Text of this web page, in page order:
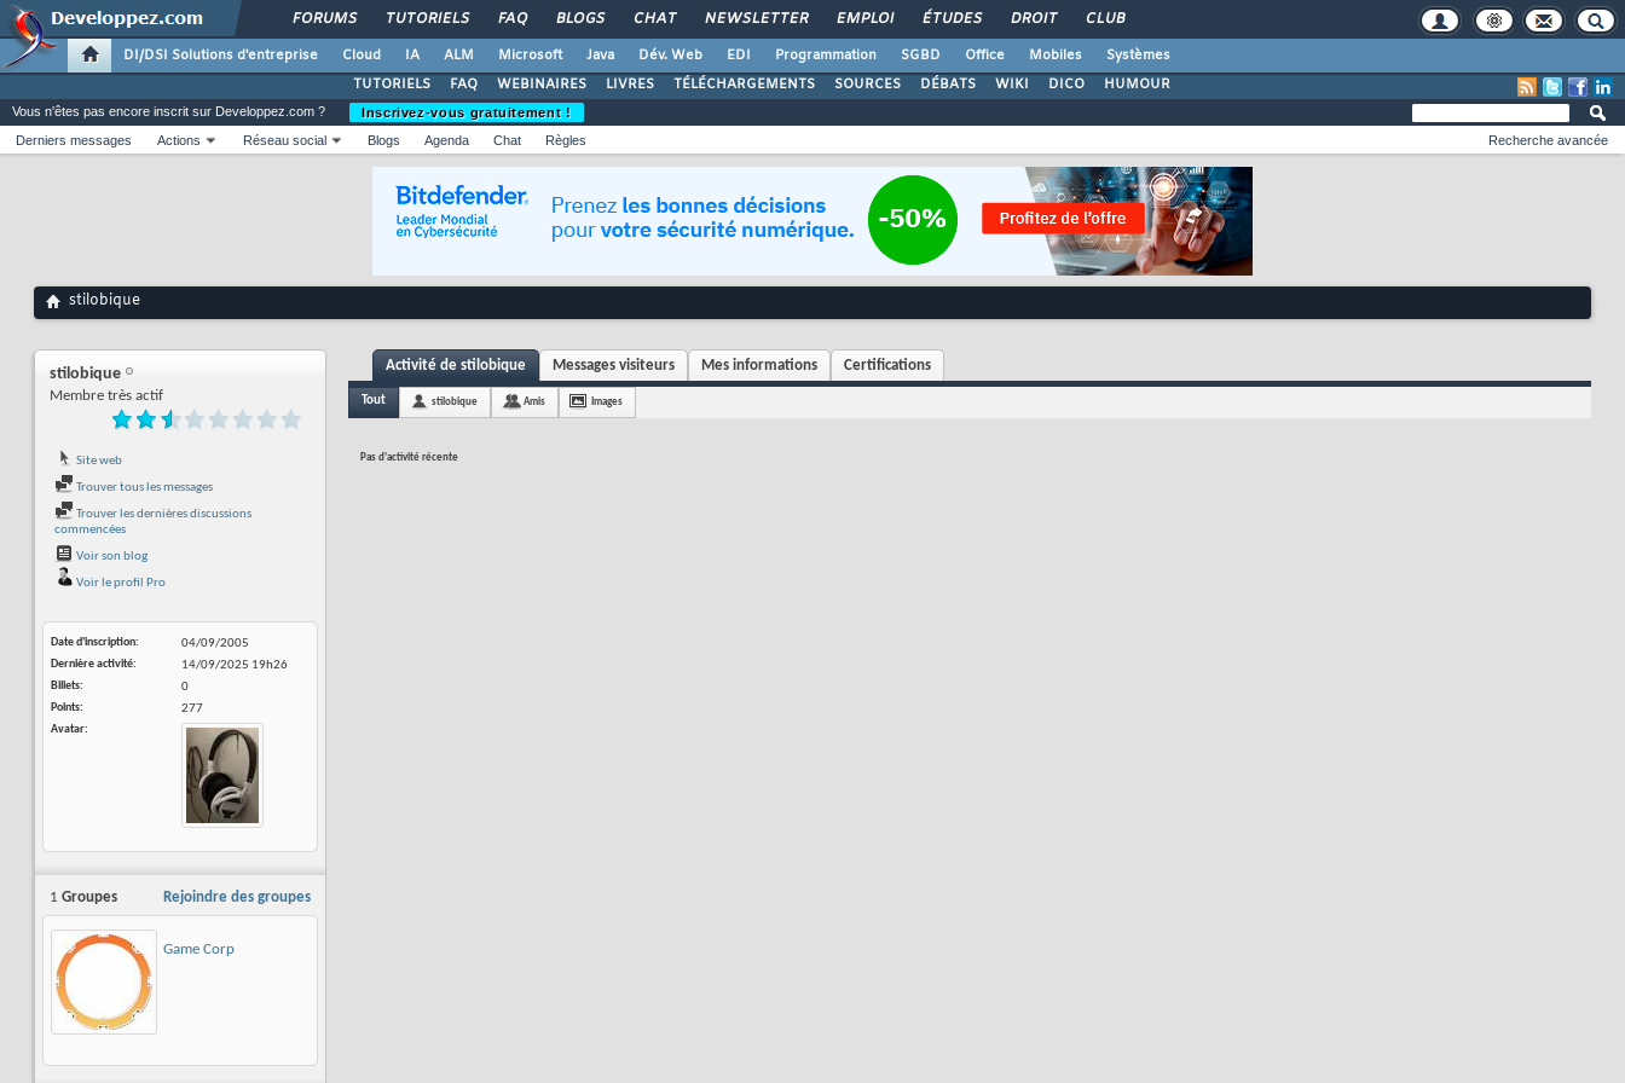
FORUMS TUTORIELS FAQ BLOGS CHAT NEWSLETTER EMPLOI ÉTUDES DROIT CLUB
DI/DSI Solutions d'entreprise Cloud IA ALM Microsoft Java Dév. Web EDI Programmation SGBD Office Mobiles
Systèmes
TUTORIELS
FAQ WEBINAIRES LIVRES TÉLÉCHARGEMENTS SOURCES DÉBATS WIKI DICO HUMOUR
Vous n'êtes pas encore inscrit sur Developpez.com ?
Inscrivez-vous gratuitement !
Derniers messages
Actions Réseau social Blogs Agenda Chat Règles Recherche avancée
stilobique
stilobique
Membre très actif
Site web
Trouver tous les messages
Trouver les dernières discussions
commencées
Voir son blog
Voir le profil Pro
Date d'inscription
04/09/2005
Dernière activité
14/09/2025 19h26
Billets
0
Points
277
Avatar
Rejoindre des groupes
1 Groupes
Game Corp
Activité de stilobique Messages visiteurs Mes informations Certifications
Tout stilobique Amis Images
Pas d'activité récente